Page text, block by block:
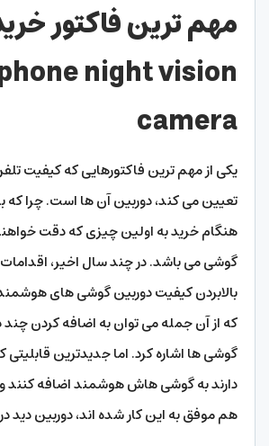
مهم ترین فاکتور
night vision
camera
یکی از مهم ترین فاکتورهایی که کیفیت
تعیین می کند، دوربین آن ها است. چرا که
هنگام خرید به اولین چیزی که دقت
گوشی می باشد. در چند سال اخیر، اقدامات
بالابردن کیفیت دوربین گوشی های
که از آن جمله می توان به اضافه کردن
گوشی ها اشاره کرد. اما جدیدترین
دارند به گوشی هاش هوشمند اضافه کنند
هم موفق به این کار شده اند، دوربین